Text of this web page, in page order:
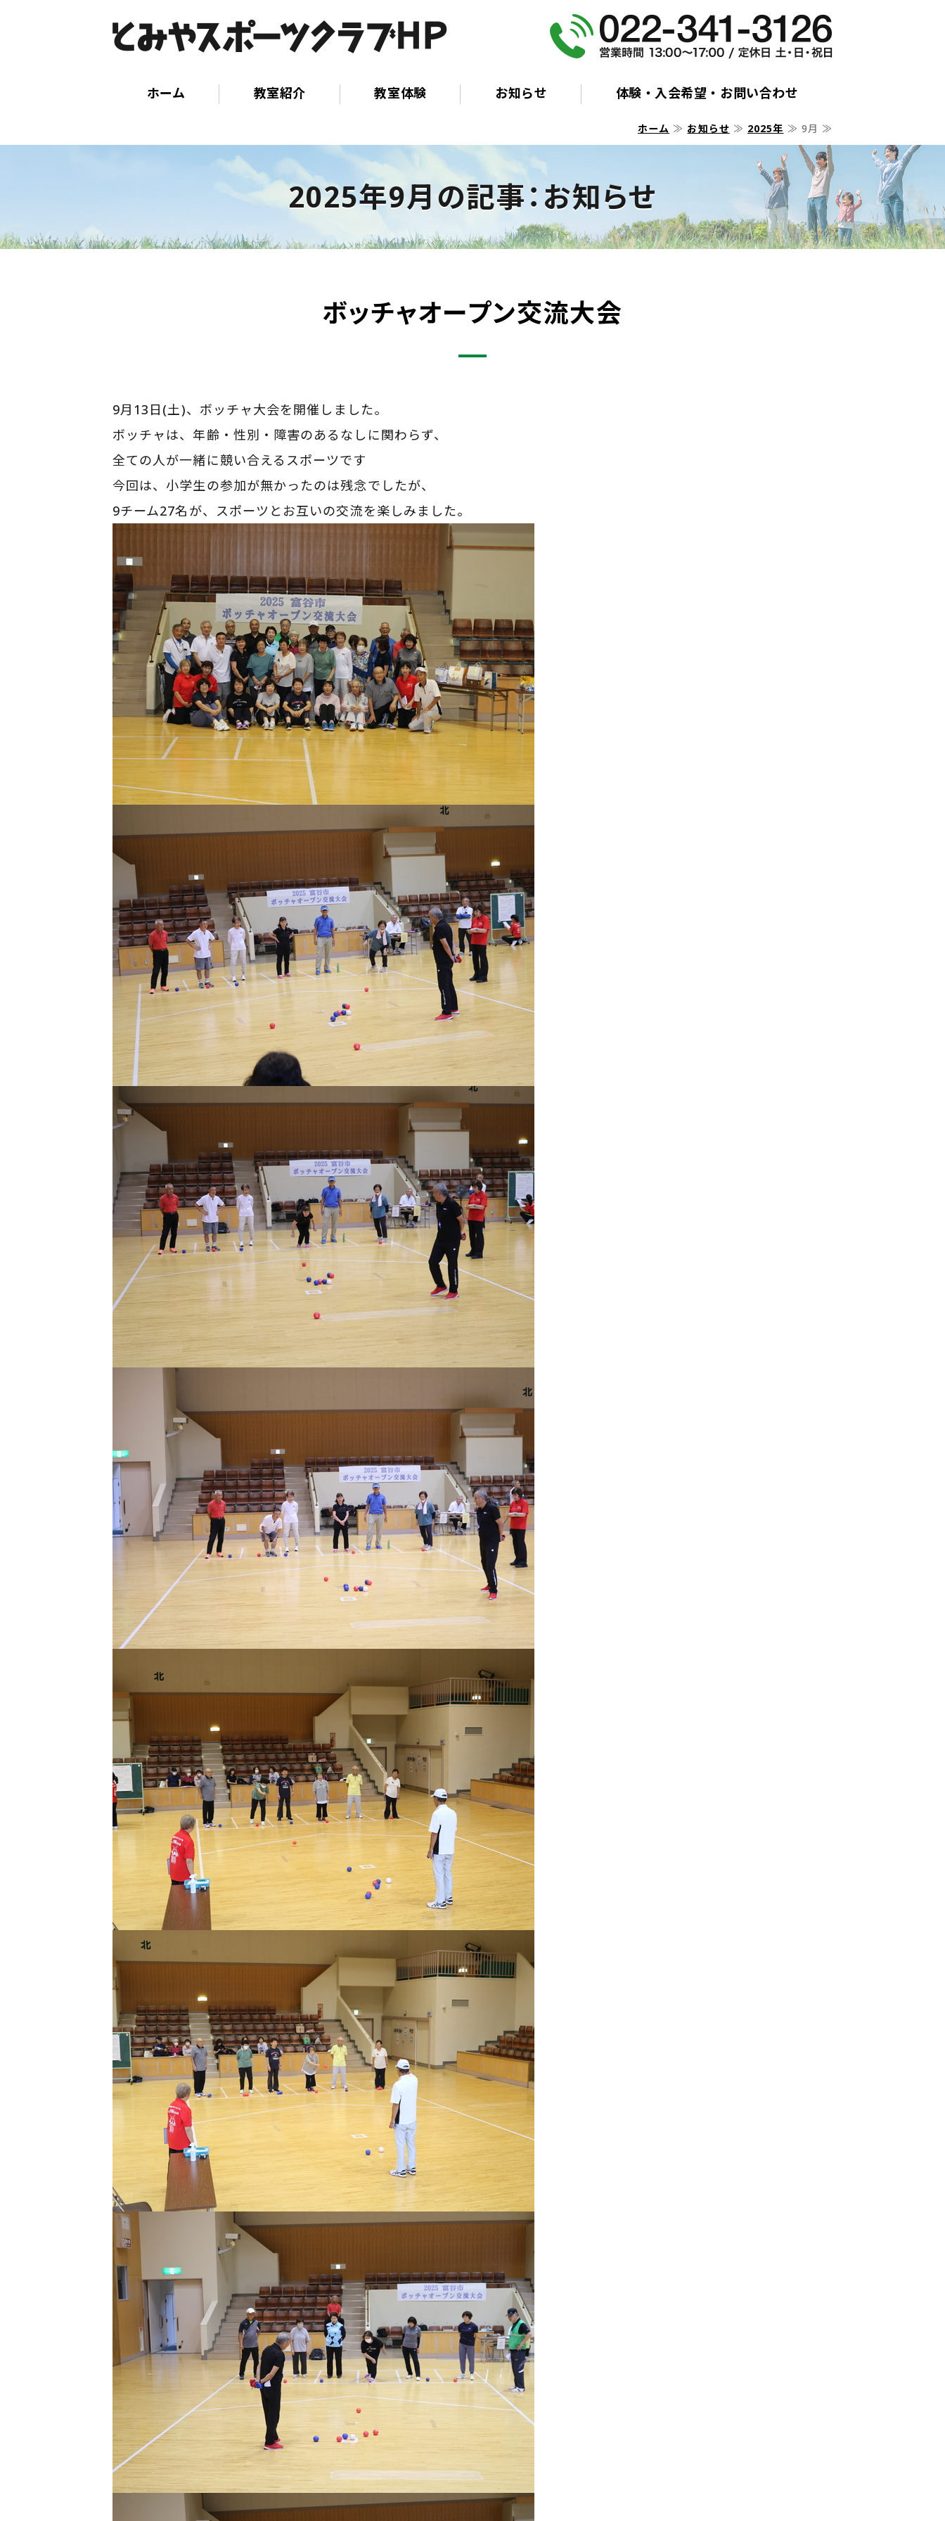
とみやスポーツクラブHP｜富谷市でスポーツを楽し
ホーム 教室紹介 教室体験 お知らせ 体験・入会希望・お問い合わせ
ホーム ≫ お知らせ ≫ 2025年 ≫ 9月 ≫
2025年9月の記事：お知らせ
ボッチャオープン交流大会
9月13日(土)、ボッチャ大会を開催しました。
ボッチャは、年齢・性別・障害のあるなしに関わらず、
全ての人が一緒に競い合えるスポーツです
今回は、小学生の参加が無かったのは残念でしたが、
9チーム27名が、スポーツとお互いの交流を楽しみました。